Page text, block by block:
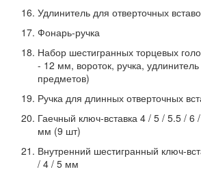
Удлинитель для отверточных
Фонарь-ручка
Набор шестигранных торцевых
- 12 мм, вороток, ручка,
предметов)
Ручка для длинных отверточных
Гаечный ключ-вставка 4 / 5 / 5.5 / 6
мм (9 шт)
Внутренний шестигранный ключ-
/ 4 / 5 мм